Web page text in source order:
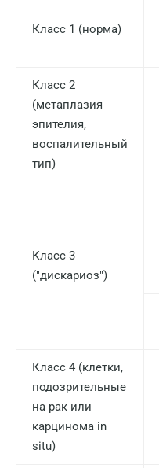
Класс 1 (норма)
Класс 2
(метаплазия
эпителия,
воспалительный
тип)
Класс 3
("дискариоз")
Класс 4 (клетки,
подозрительные
на рак или
карцинома in
situ)
Люберцы
Мурино
Мурманск
Мытищи
Нижнекамск
Новосибирск
Обнинск